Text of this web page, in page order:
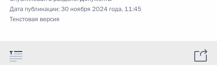
Дата публикации:30 ноября 2024 года, 11:45
Текстовая версия